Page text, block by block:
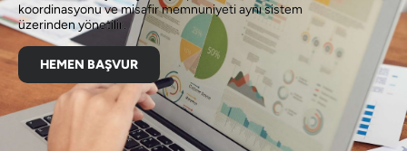
koordinasyonu ve misafir memnuniyeti aynı sistem
üzerinden yönetilir.
HEMEN BAŞVUR